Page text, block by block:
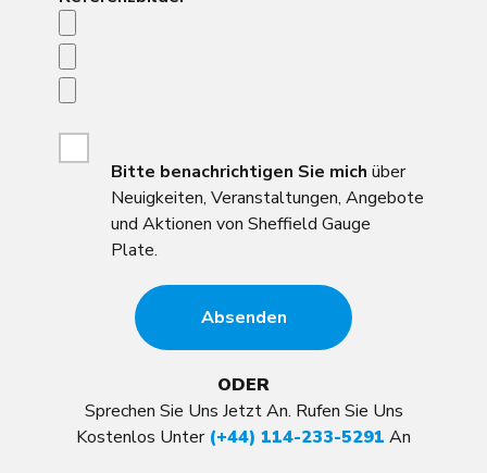
Bitte benachrichtigen Sie mich über
Neuigkeiten, Veranstaltungen, Angebote
und Aktionen von Sheffield Gauge
Plate.
ODER
Sprechen Sie Uns Jetzt An. Rufen Sie Uns
Kostenlos Unter (+44) 114-233-5291 An